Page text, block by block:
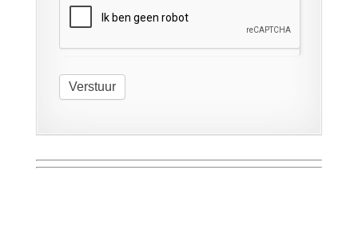
Verstuur